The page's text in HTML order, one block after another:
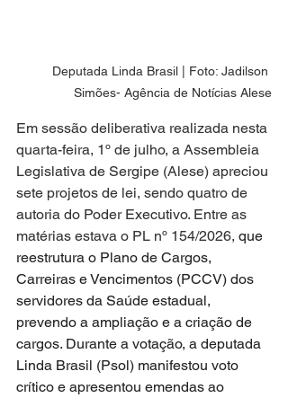
Deputada Linda Brasil | Foto: Jadilson
Simões- Agência de Notícias Alese
Em sessão deliberativa realizada nesta
quarta-feira, 1º de julho, a Assembleia
Legislativa de Sergipe (Alese) apreciou
sete projetos de lei, sendo quatro de
autoria do Poder Executivo. Entre as
matérias estava o PL nº 154/2026, que
reestrutura o Plano de Cargos,
Carreiras e Vencimentos (PCCV) dos
servidores da Saúde estadual,
prevendo a ampliação e a criação de
cargos. Durante a votação, a deputada
Linda Brasil (Psol) manifestou voto
crítico e apresentou emendas ao